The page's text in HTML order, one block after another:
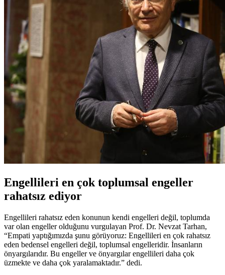
Engellileri en çok toplumsal engeller
rahatsız ediyor
Engellileri rahatsız eden konunun kendi engelleri değil, toplumda
var olan engeller olduğunu vurgulayan Prof. Dr. Nevzat Tarhan,
“Empati yaptığımızda şunu görüyoruz: Engellileri en çok rahatsız
eden bedensel engelleri değil, toplumsal engelleridir. İnsanların
önyargılarıdır. Bu engeller ve önyargılar engellileri daha çok
üzmekte ve daha çok yaralamaktadır.” dedi.